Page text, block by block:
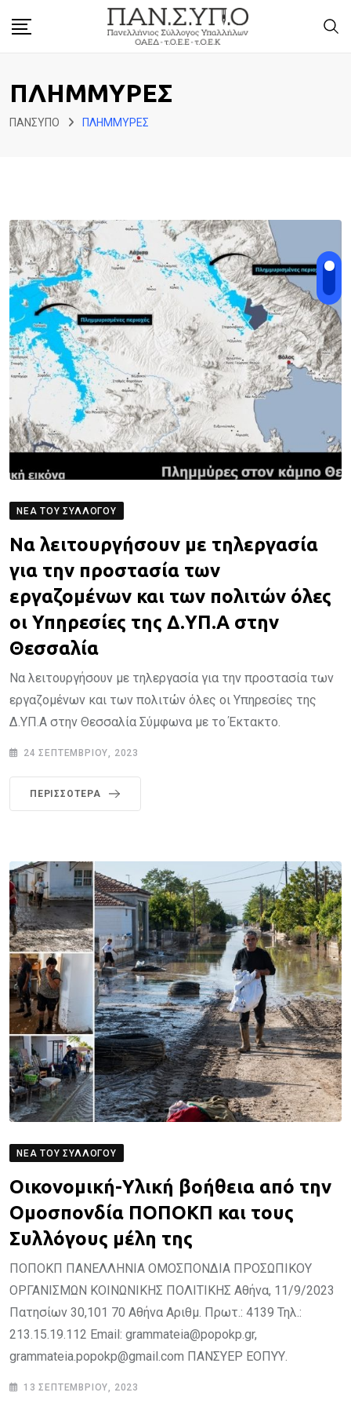
ΠΛΗΜΜΥΡΕΣ
ΠΑΝΣΥΠΟ ΠΛΗΜΜΥΡΕΣ
ΝΈΑ ΤΟΥ ΣΥΛΛΌΓΟΥ
Να λειτουργήσουν με τηλεργασία
για την προστασία των
εργαζομένων και των πολιτών όλες
οι Υπηρεσίες της Δ.ΥΠ.Α στην
Θεσσαλία
Να λειτουργήσουν με τηλεργασία για την προστασία των
εργαζομένων και των πολιτών όλες οι Υπηρεσίες της
Δ.ΥΠ.Α στην Θεσσαλία Σύμφωνα με το Έκτακτο.
24 ΣΕΠΤΕΜΒΡΊΟΥ, 2023
ΠΕΡΙΣΣΌΤΕΡΑ
ΝΈΑ ΤΟΥ ΣΥΛΛΌΓΟΥ
Οικονομική-Υλική βοήθεια από την
Ομοσπονδία ΠΟΠΟΚΠ και τους
Συλλόγους μέλη της
ΠΟΠΟΚΠ ΠΑΝΕΛΛΗΝΙΑ ΟΜΟΣΠΟΝΔΙΑ ΠΡΟΣΩΠΙΚΟΥ
ΟΡΓΑΝΙΣΜΩΝ ΚΟΙΝΩΝΙΚΗΣ ΠΟΛΙΤΙΚΗΣ Αθήνα, 11/9/2023
Πατησίων 30,101 70 Αθήνα Αριθμ. Πρωτ.: 4139 Τηλ.:
213.15.19.112 Email: grammateia@popokp.gr,
grammateia.popokp@gmail.com ΠΑΝΣΥΕΡ ΕΟΠΥΥ.
13 ΣΕΠΤΕΜΒΡΊΟΥ, 2023